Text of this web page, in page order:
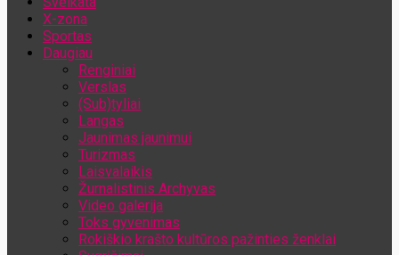
X-zona
Sportas
Daugiau
Renginiai
Verslas
(Sub)tyliai
Langas
Jaunimas jaunimui
Turizmas
Laisvalaikis
Žurnalistinis Archyvas
Video galerija
Toks gyvenimas
Rokiškio krašto kultūros pažinties ženklai